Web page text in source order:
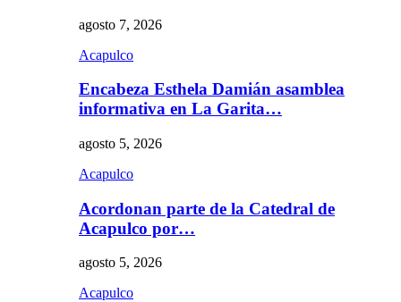
agosto 7, 2026
Acapulco
Encabeza Esthela Damián asamblea
informativa en La Garita…
agosto 5, 2026
Acapulco
Acordonan parte de la Catedral de
Acapulco por…
agosto 5, 2026
Acapulco